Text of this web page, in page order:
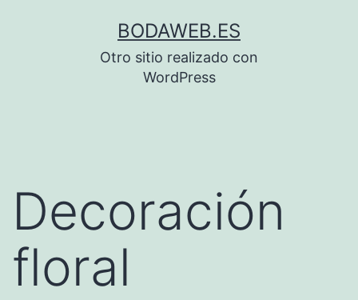
BODAWEB.ES
Otro sitio realizado con
WordPress
Decoración
floral